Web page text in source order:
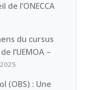
de l’ONECCA
du cursus
l’UEMOA –
2025
(OBS) : Une